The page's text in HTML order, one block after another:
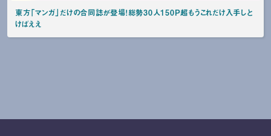
東方「マンガ」だけの合同誌が登場！総勢30人150P超もうこれだけ入手しと
けばええ